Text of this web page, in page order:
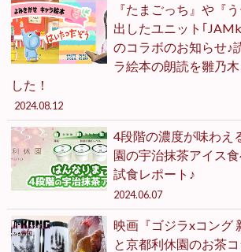
『たまごっち』や『
出したユニット｢
のコラボのお知らせ♪
ラ絵本の朗読を雛乃
した！
2024.08.12
4段階の濃度が味わえ
園の宇治抹茶アイス
試食レポート♪
2024.06.07
映画『ゴジラxコング
と京都利休園のお茶